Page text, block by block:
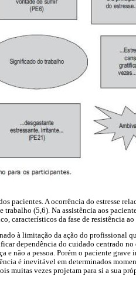
pacientes. A ocorrência do estresse
(5,6). Na assistência aos
característicos da fase de resistência ao
à limitação da ação do profissional
dependência do cuidado centrado
não a pessoa. Porém o paciente grave
é inevitável em determinados
muitas vezes projetam para si a sua